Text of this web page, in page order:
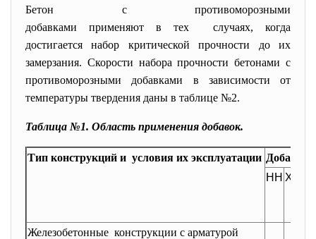
Бетон с противоморозными
добавками применяют в тех случаях, когда
достигается набор критической прочности до их
замерзания. Скорости набора прочности бетонами с
противоморозными добавками в зависимости от
температуры твердения даны в таблице №2.
Таблица №1. Область применения добавок.
Тип конструкций и условия их эксплуатации Добавки
НН
Железобетонные конструкции с арматурой